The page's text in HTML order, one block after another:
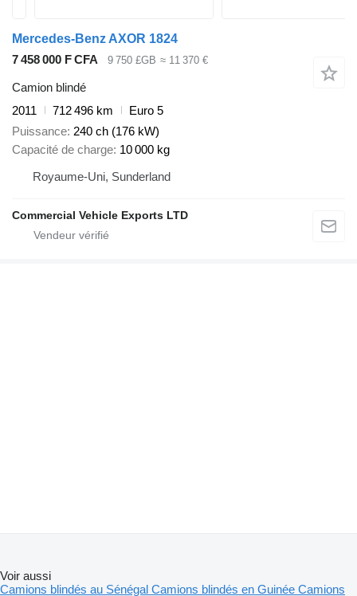
Mercedes-Benz AXOR 1824
7 458 000 F CFA
9 750 £GB ≈ 11 370 €
Camion blindé
2011
712 496 km
Euro 5
Puissance 240 ch (176 kW)
Capacité de charge 10 000 kg
Royaume-Uni, Sunderland
Commercial Vehicle Exports LTD
Voir aussi
Camions blindés au Sénégal Camions blindés en Guinée Camions